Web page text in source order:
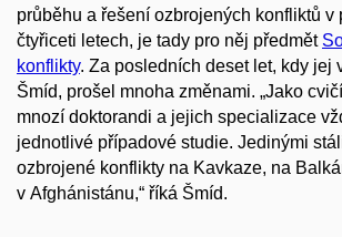
průběhu a řešení ozbrojených konfliktů v
čtyřiceti letech, je tady pro něj předmět
konflikty. Za posledních deset let, kdy jej
Šmíd, prošel mnoha změnami. „Jako
mnozí doktorandi a jejich specializace
jednotlivé případové studie. Jedinými
ozbrojené konflikty na Kavkaze, na
v Afghánistánu,“ říká Šmíd.